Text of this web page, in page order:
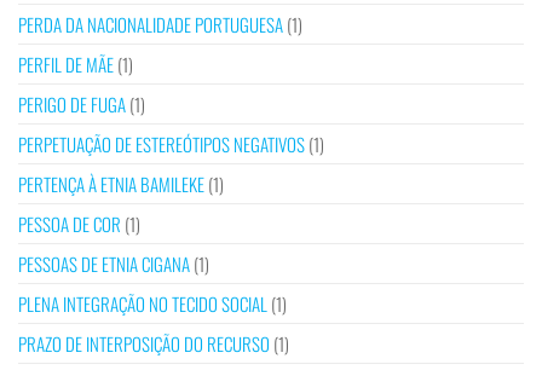
PERDA DA NACIONALIDADE PORTUGUESA(1)
PERFIL DE MÃE(1)
PERIGO DE FUGA(1)
PERPETUAÇÃO DE ESTEREÓTIPOS NEGATIVOS(1)
PERTENÇA À ETNIA BAMILEKE(1)
PESSOA DE COR (1)
PESSOAS DE ETNIA CIGANA(1)
PLENA INTEGRAÇÃO NO TECIDO SOCIAL (1)
PRAZO DE INTERPOSIÇÃO DO RECURSO (1)